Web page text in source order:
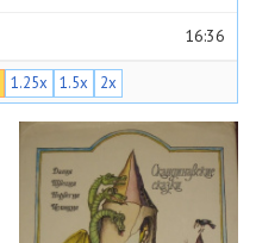
16:36
05:38
02:15
1.25x 1.5x 2x